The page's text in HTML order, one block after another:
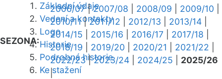
Základní údaje
Vedení a kontakty
Logo
Historie
Podrobná historie
Ke stažení
SEZONA:
2006/07|2007/08 2008/09 2009/10
2010/11|2011/12 2012/13 2013/14
2014/15
2015/16 2016/17 2017/18
2018/19
2019/20 2020/21 2021/22
2022/23|2023/24 2024/25
2025/26
|